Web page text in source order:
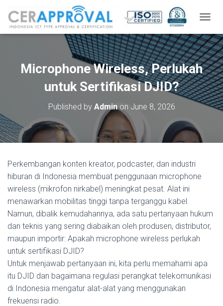
O
G
G
L
E
N
A
V
Microphone Wireless, Perlukah
untuk Sertifikasi DJID?
Published by Adminon June 8, 2026
Perkembangan konten kreator, podcaster, dan industri
hiburan di Indonesia membuat penggunaan microphone
wireless (mikrofon nirkabel) meningkat pesat. Alat ini
menawarkan mobilitas tinggi tanpa terganggu kabel.
Namun, dibalik kemudahannya, ada satu pertanyaan hukum
dan teknis yang sering diabaikan oleh produsen, distributor,
maupun importir: Apakah microphone wireless perlukah
untuk sertifikasi DJID?
Untuk menjawab pertanyaan ini, kita perlu memahami apa
itu DJID dan bagaimana regulasi perangkat telekomunikasi
di Indonesia mengatur alat-alat yang menggunakan
frekuensi radio.